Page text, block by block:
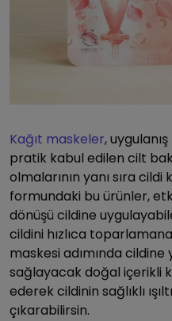
Kağıt maskeler,
pratik kabul edilen cilt
olmalarının yanı sıra
formundaki bu ürünler,
dönüşü cildine
cildini hızlıca
maskesi adımında
sağlayacak doğal içerikli
ederek cildinin sağlıklı
çıkarabilirsin.